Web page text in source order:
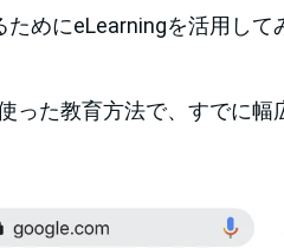
めにeLearningを活用して
った教育方法で、すでに幅